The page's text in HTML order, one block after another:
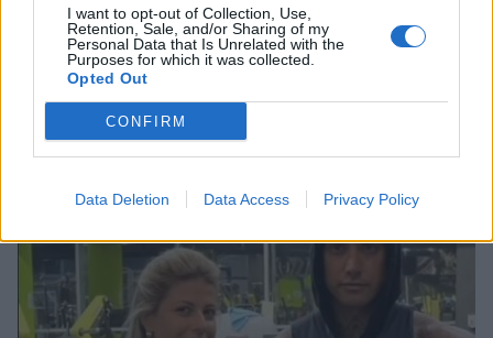
I want to opt-out of Collection, Use,
Retention, Sale, and/or Sharing of my
Personal Data that Is Unrelated with the
Purposes for which it was collected.
Opted Out
CONFIRM
Data Deletion Data Access Privacy Policy
Σε κοινή δημόσια εμφάνισή τους σε κοσμική εκδήλωση
πριν από λίγο καιρό.